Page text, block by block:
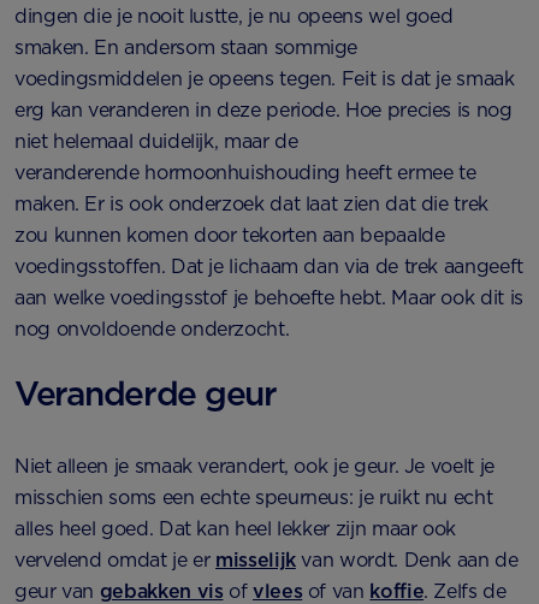
dingen die je nooit lustte, je nu opeens wel goed
smaken. En andersom staan sommige
voedingsmiddelen je opeens tegen. Feit is dat je smaak
erg kan veranderen in deze periode. Hoe precies is nog
niet helemaal duidelijk, maar de
veranderende hormoonhuishouding heeft ermee te
maken. Er is ook onderzoek dat laat zien dat die trek
zou kunnen komen door tekorten aan bepaalde
voedingsstoffen. Dat je lichaam dan via de trek aangeeft
aan welke voedingsstof je behoefte hebt. Maar ook dit is
nog onvoldoende onderzocht.
Veranderde geur
Niet alleen je smaak verandert, ook je geur. Je voelt je
misschien soms een echte speurneus: je ruikt nu echt
alles heel goed. Dat kan heel lekker zijn maar ook
vervelend omdat je er misselijkvan wordt. Denk aan de
geur van gebakken visofvleesof van koffie. Zelfs de